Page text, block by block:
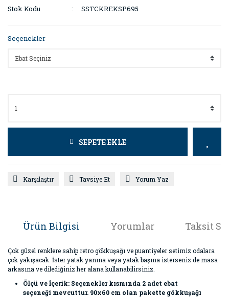
Stok Kodu
SSTCKREKSP695
Seçenekler
SEPETE EKLE
Karşılaştır Tavsiye Et Yorum Yaz
Ürün Bilgisi Yorumlar Taksit
Çok güzel renklere sahip retro gökkuşağı ve puantiyeler setimiz odalara
çok yakışacak. İster yatak yanına veya yatak başına isterseniz de masa
arkasına ve dilediğiniz her alana kullanabilirsiniz.
Ölçü ve İçerik: Seçenekler kısmında 2 adet ebat
seçeneği mevcuttur. 90x60 cm olan pakette gökkuşağı